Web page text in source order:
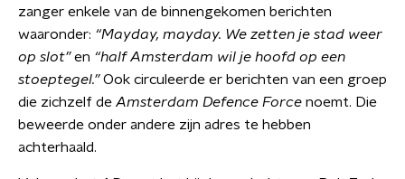
zanger enkele van de binnengekomen berichten
waaronder: “Mayday, mayday. We zetten je stad weer
op slot”en “half Amsterdam wil je hoofd op een
stoeptegel.”Ook circuleerde er berichten van een groep
die zichzelf de Amsterdam Defence Force noemt. Die
beweerde onder andere zijn adres te hebben
achterhaald.